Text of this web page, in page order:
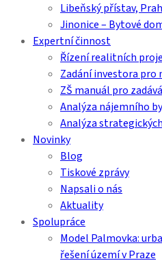
Libeňský přístav,
Jinonice – Bytové
Expertní činnost
Řízení realitních
Zadání investora pro
ZŠ manuál pro
Analýza nájemního
Analýza
Novinky
Blog
Tiskové zprávy
Napsali o nás
Aktuality
Spolupráce
Model Palmovka:
řešení území v Praze